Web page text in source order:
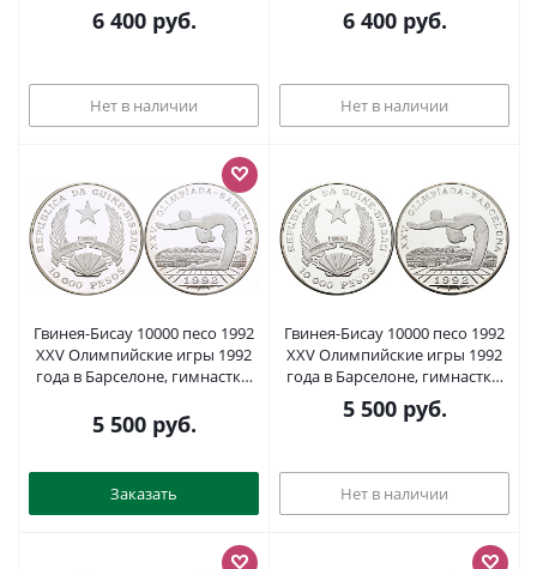
6 400руб.
Нет в наличии
6 400руб.
Нет в наличии
Гвинея-Бисау 10000 песо 1992
XXV Олимпийские игры 1992
года в Барселоне, гимнастка,
серебро PROOF 1068-2-11
5 500руб.
Заказать
Гвинея-Бисау 10000 песо 1992
XXV Олимпийские игры 1992
года в Барселоне, гимнастка,
гимнастка с мячем KM 30
серебро PROOF 1098-2-32
5 500руб.
Нет в наличии